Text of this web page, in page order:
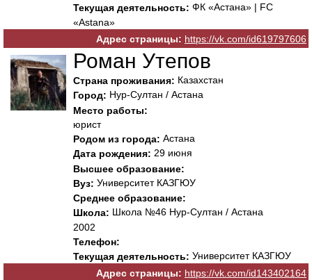
Текущая деятельность: ФК «Астана» | FC
«Astana»
Адрес страницы: https://vk.com/id619797606
Роман Утепов
Страна проживания: Казахстан
Город: Нур-Султан / Астана
Место работы:
юрист
Родом из города: Астана
Дата рождения: 29 июня
Высшее образование:
Вуз: Университет КАЗГЮУ
Среднее образование:
Школа: Школа №46 Нур-Султан / Астана
2002
Телефон:
Текущая деятельность: Университет КАЗГЮУ
Адрес страницы: https://vk.com/id143402164